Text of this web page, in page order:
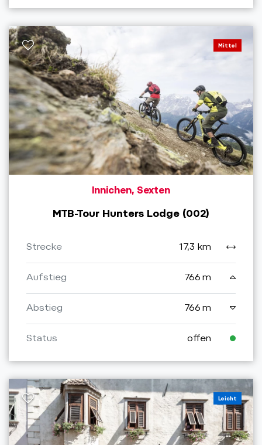
Mittel
Innichen, Sexten
MTB-Tour Hunters Lodge (002)
Strecke 17,3 km
Aufstieg 766 m
Abstieg 766 m
Status offen
Leicht